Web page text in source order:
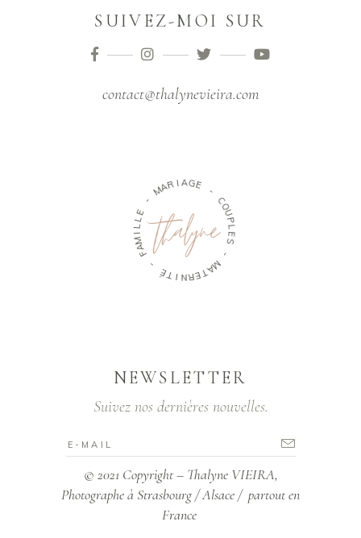
SUIVEZ-MOI SUR
contact@thalynevieira.com
-
MARIAG E
-
C
O
U
P
L
E
S
-
M
A
T
E
R
N
I
T
É
-
F
A
M
I
L
L
E
NEWSLETTER
Suivez nos dernières nouvelles.
© 2021 Copyright – Thalyne VIEIRA,
Photographe à Strasbourg / Alsace / partout en
France